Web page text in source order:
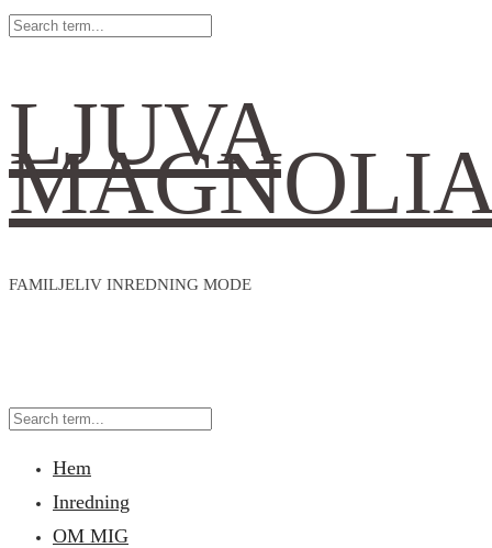
LJUVA
FAMILJELIV INREDNING MODE
Hem
Inredning
OM MIG